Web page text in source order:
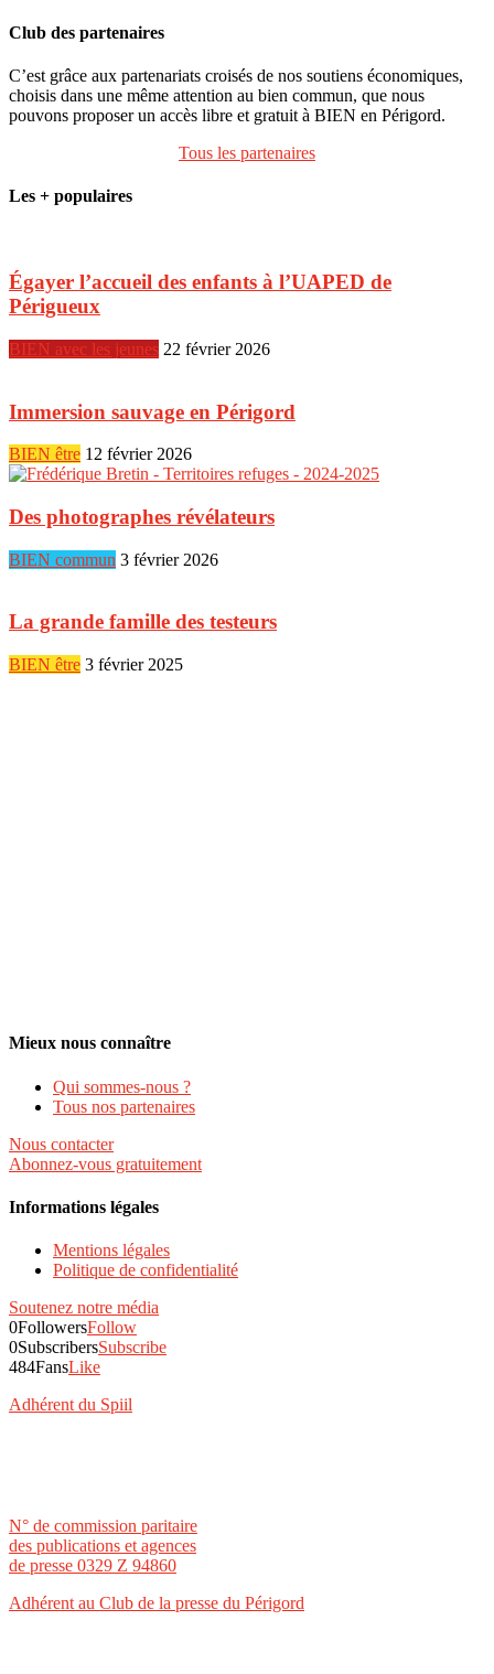
Club des partenaires
C’est grâce aux partenariats croisés de nos soutiens économiques,
choisis dans une même attention au bien commun, que nous
pouvons proposer un accès libre et gratuit à BIEN en Périgord.
Tous les partenaires
Les + populaires
Égayer l’accueil des enfants à l’UAPED de
Périgueux
BIEN avec les jeunes 22 février 2026
Immersion sauvage en Périgord
BIEN être 12 février 2026
Des photographes révélateurs
BIEN commun 3 février 2026
La grande famille des testeurs
BIEN être 3 février 2025
Mieux nous connaître
Qui sommes-nous ?
Tous nos partenaires
Nous contacter
Abonnez-vous gratuitement
Informations légales
Mentions légales
Politique de confidentialité
Soutenez notre média
0FollowersFollow
0SubscribersSubscribe
484FansLike
Adhérent du Spiil
N° de commission paritaire
des publications et agences
de presse 0329 Z 94860
Adhérent au Club de la presse du Périgord